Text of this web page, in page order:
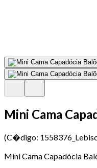
Mini Cama
(C�digo:
Mini Cama Capadócia